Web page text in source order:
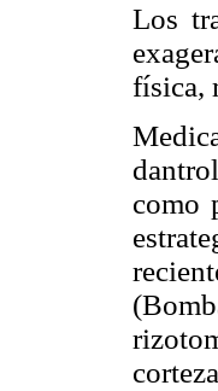
Los
física,
como